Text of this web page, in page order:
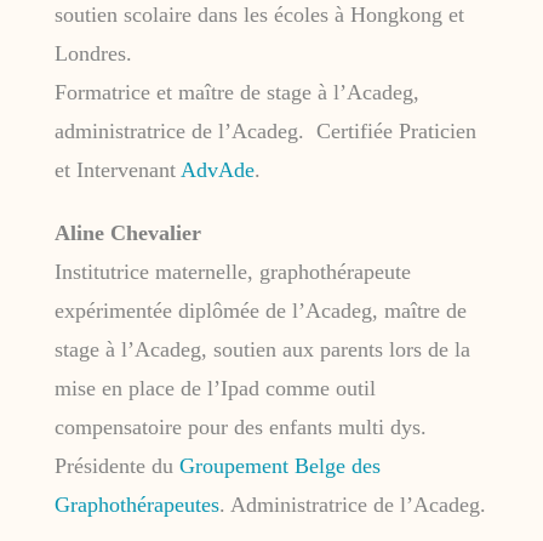
soutien scolaire dans les écoles à Hongkong et
Londres.
Formatrice et maître de stage à l’Acadeg,
administratrice de l’Acadeg. Certifiée Praticien
et Intervenant AdvAde.
Aline Chevalier
Institutrice maternelle, graphothérapeute
expérimentée diplômée de l’Acadeg, maître de
stage à l’Acadeg, soutien aux parents lors de la
mise en place de l’Ipad comme outil
compensatoire pour des enfants multi dys.
Présidente du Groupement Belge des
Graphothérapeutes. Administratrice de l’Acadeg.